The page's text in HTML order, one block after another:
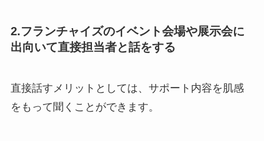
2.フランチャイズのイベント会場や展示会に
出向いて直接担当者と話をする
直接話すメリットとしては、サポート内容を肌感
をもって聞くことができます。